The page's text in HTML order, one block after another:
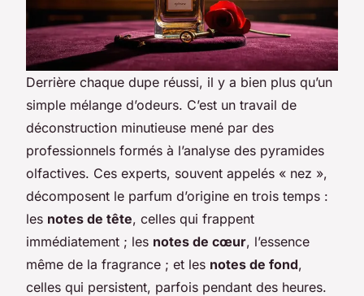
Derrière chaque dupe réussi, il y a bien plus qu’un
simple mélange d’odeurs. C’est un travail de
déconstruction minutieuse mené par des
professionnels formés à l’analyse des pyramides
olfactives. Ces experts, souvent appelés « nez »,
décomposent le parfum d’origine en trois temps :
les notes de tête, celles qui frappent
immédiatement ; les notes de cœur, l’essence
même de la fragrance ; et les notes de fond,
celles qui persistent, parfois pendant des heures.